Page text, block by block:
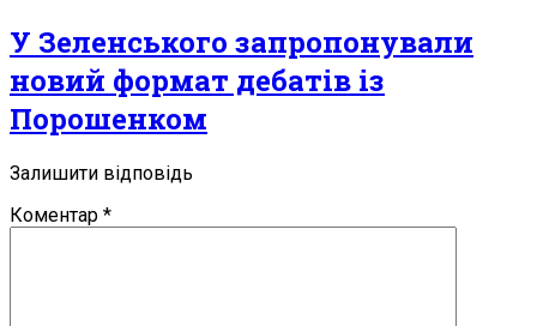
У Зеленського запропонували
новий формат дебатів із
Порошенком
Залишити відповідь
Коментар *